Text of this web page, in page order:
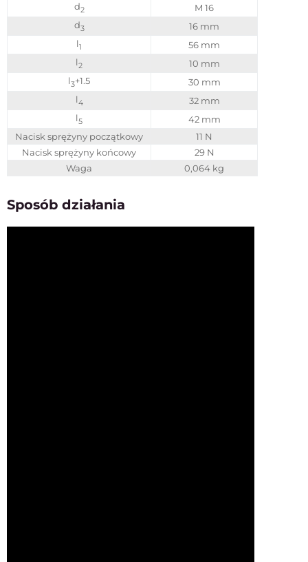
d2
M 16
d3
16 mm
l1
56 mm
l2
10 mm
l3+1.5
30 mm
l4
32 mm
l5
42 mm
Nacisk sprężyny początkowy
11 N
Nacisk sprężyny końcowy
29 N
Waga
0,064 kg
Sposób działania